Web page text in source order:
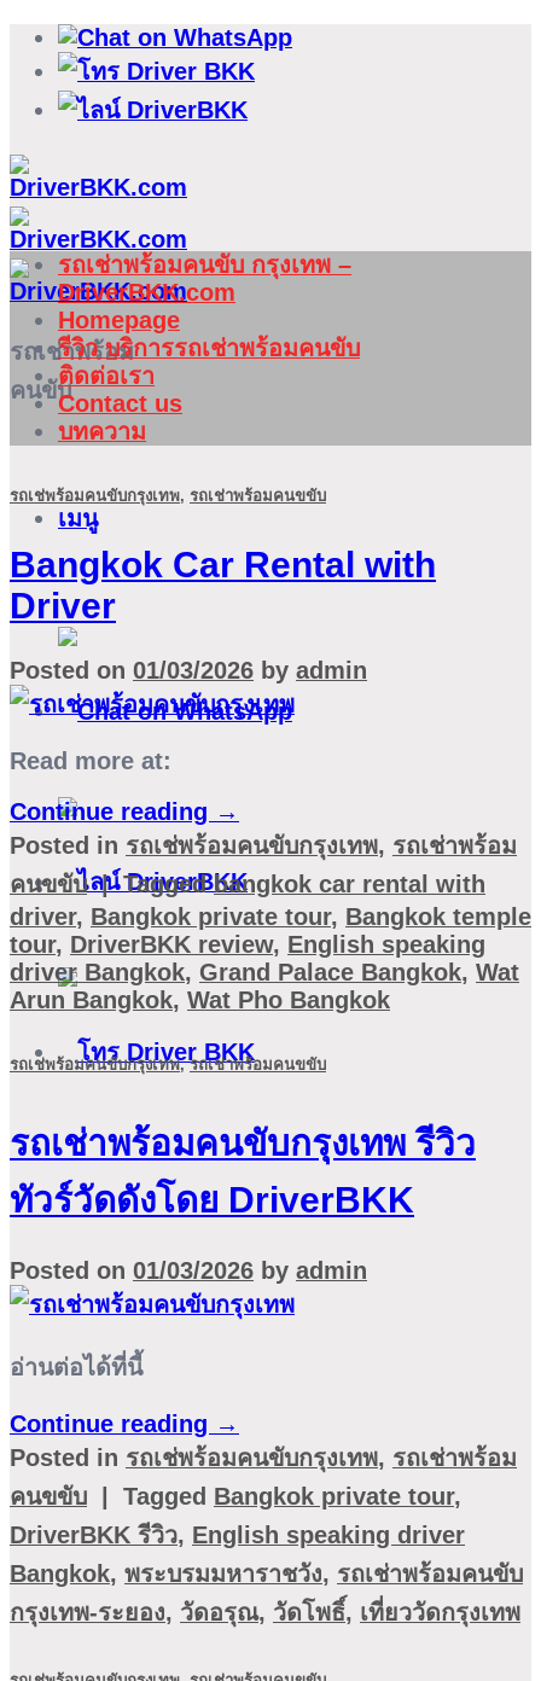
ข้าม
เนื้อหา
รถเช่าพร้อม
คนขับ
เมนู
รถเช่าพร้อมคนขับ กรุงเทพ –
DriverBKK.com
Homepage
รีวิว บริการรถเช่าพร้อมคนขับ
ติดต่อเรา
Contact us
บทความ
รถเช่พร้อมคนขับกรุงเทพ, รถเช่าพร้อมคนขขับ
Bangkok Car Rental with
Driver
Posted on 01/03/2026 by admin
Read more at:
Continue reading →
Posted in รถเช่พร้อมคนขับกรุงเทพ, รถเช่าพร้อม
คนขขับ | Taggedbangkok car rental with
driver, Bangkok private tour, Bangkok temple
tour, DriverBKK review, English speaking
driver Bangkok, Grand Palace Bangkok, Wat
Arun Bangkok, Wat Pho Bangkok
รถเช่พร้อมคนขับกรุงเทพ,รถเช่าพร้อมคนขขับ
รถเช่าพร้อมคนขับกรุงเทพ รีวิว
ทัวร์วัดดังโดย DriverBKK
Posted on 01/03/2026 by admin
อ่านต่อได้ที่นี้
Continue reading →
Posted in รถเช่พร้อมคนขับกรุงเทพ, รถเช่าพร้อม
คนขขับ | Tagged Bangkok private tour,
DriverBKK รีวิว, English speaking driver
Bangkok, พระบรมมหาราชวัง, รถเช่าพร้อมคนขับ
กรุงเทพ-ระยอง, วัดอรุณ, วัดโพธิ์, เที่ยววัดกรุงเทพ